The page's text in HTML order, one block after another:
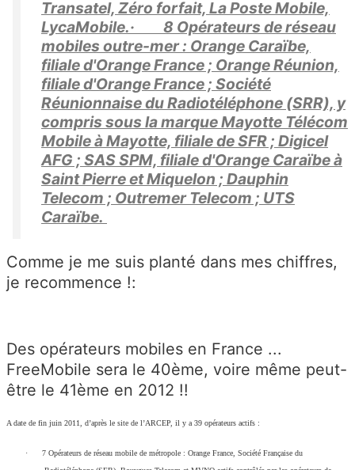
Transatel, Zéro forfait, La Poste Mobile,
LycaMobile.· 8 Opérateurs de réseau
mobiles outre-mer : Orange Caraïbe,
filiale d'Orange France ; Orange Réunion,
filiale d'Orange France ; Société
Réunionnaise du Radiotéléphone (SRR), y
compris sous la marque Mayotte Télécom
Mobile à Mayotte, filiale de SFR ; Digicel
AFG ; SAS SPM, filiale d'Orange Caraïbe à
Saint Pierre et Miquelon ; Dauphin
Telecom ; Outremer Telecom ; UTS
Caraïbe.
Comme je me suis planté dans mes chiffres,
je recommence !:
Des opérateurs mobiles en France ...
FreeMobile sera le 40ème, voire même peut-
être le 41ème en 2012 !!
A date de fin juin 2011, d’après le site de l’ARCEP, il y a 39 opérateurs actifs :
·
7 Opérateurs de réseau mobile de métropole : Orange France, Société Française du